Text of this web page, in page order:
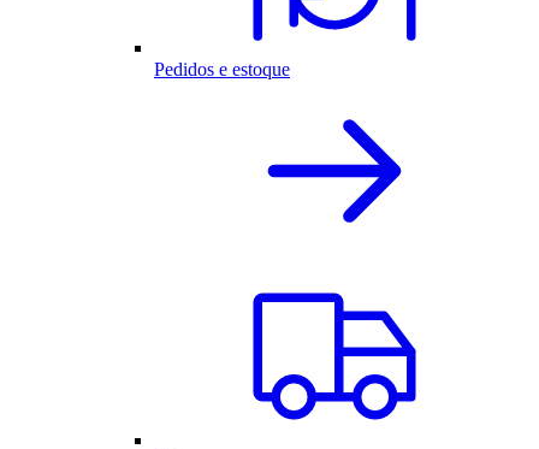
Pedidos e estoque